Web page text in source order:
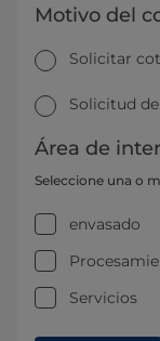
Motivo del
Solicitar
Solicitud
Área de
Seleccione una o
envasado
Servicios